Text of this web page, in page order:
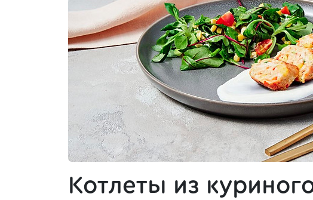
Котлеты из